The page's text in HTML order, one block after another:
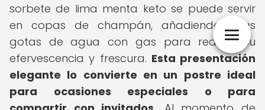
sorbete de lima menta keto se puede servir
en copas de champán, añadiendo unas
gotas de agua con gas para realzar su
efervescencia y frescura. Esta presentación
elegante lo convierte en un postre ideal
para ocasiones especiales o para